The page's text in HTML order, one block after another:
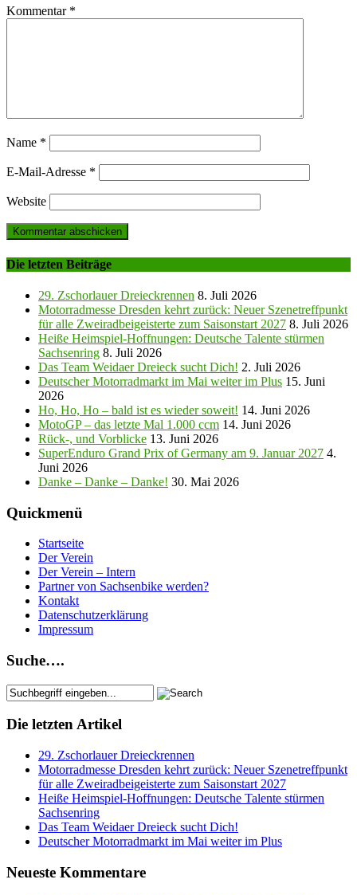
Kommentar *
Name *
E-Mail-Adresse *
Website
Die letzten Beiträge
29. Zschorlauer Dreieckrennen 8. Juli 2026
Motorradmesse Dresden kehrt zurück: Neuer Szenetreffpunkt
für alle Zweiradbeigeisterte zum Saisonstart 2027 8. Juli 2026
Heiße Heimspiel-Hoffnungen: Deutsche Talente stürmen
Sachsenring 8. Juli 2026
Das Team Weidaer Dreieck sucht Dich! 2. Juli 2026
Deutscher Motorradmarkt im Mai weiter im Plus 15. Juni
2026
Ho, Ho, Ho – bald ist es wieder soweit! 14. Juni 2026
MotoGP – das letzte Mal 1.000 ccm 14. Juni 2026
Rück-, und Vorblicke 13. Juni 2026
SuperEnduro Grand Prix of Germany am 9. Januar 2027 4.
Juni 2026
Danke – Danke – Danke! 30. Mai 2026
Quickmenü
Startseite
Der Verein
Der Verein – Intern
Partner von Sachsenbike werden?
Kontakt
Datenschutzerklärung
Impressum
Suche….
Die letzten Artikel
29. Zschorlauer Dreieckrennen
Motorradmesse Dresden kehrt zurück: Neuer Szenetreffpunkt
für alle Zweiradbeigeisterte zum Saisonstart 2027
Heiße Heimspiel-Hoffnungen: Deutsche Talente stürmen
Sachsenring
Das Team Weidaer Dreieck sucht Dich!
Deutscher Motorradmarkt im Mai weiter im Plus
Neueste Kommentare